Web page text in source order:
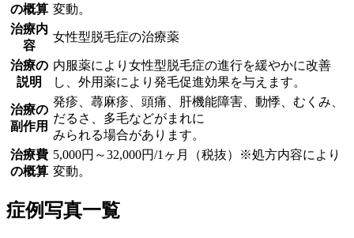
の概算 変動。
治療内
容
女性型脱毛症の治療薬
治療の
説明
内服薬により女性型脱毛症の進行を緩やかに改善
し、外用薬により発毛促進効果を与えます。
治療の
副作用
発疹、蕁麻疹、頭痛、肝機能障害、動悸、むくみ、
だるさ、多毛などがまれに
みられる場合があります。
治療費
の概算
5,000円～32,000円/1ヶ月（税抜）※処方内容により
変動。
症例写真一覧